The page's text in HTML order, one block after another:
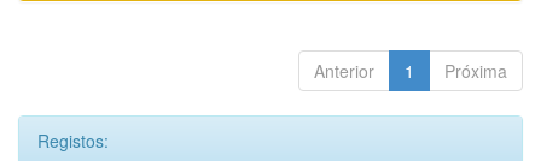
Anterior 1 Próxima
Registos: